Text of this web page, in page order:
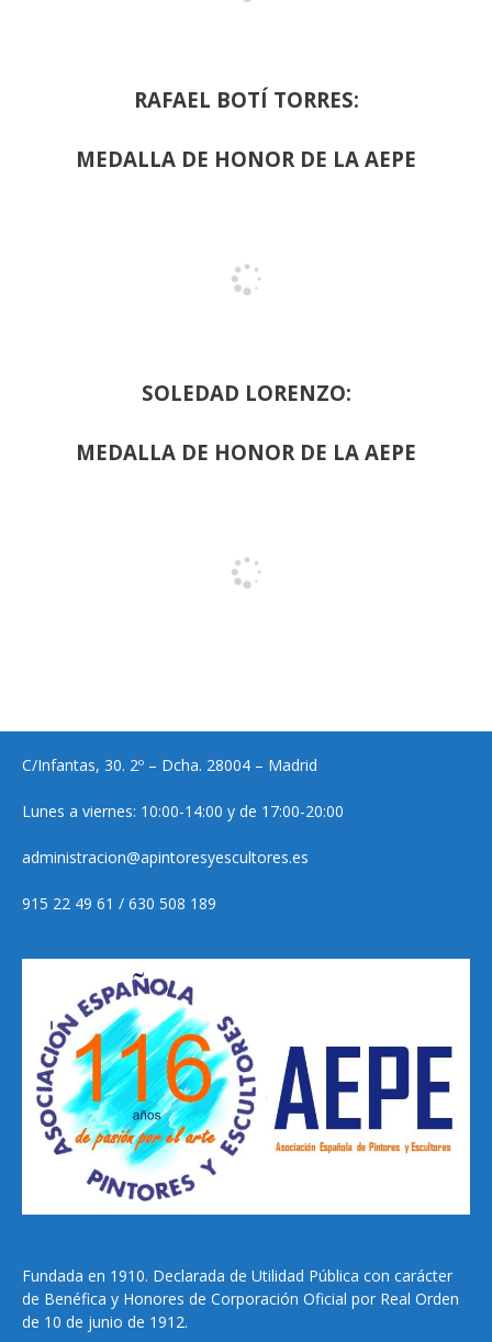
RAFAEL BOTÍ TORRES:
MEDALLA DE HONOR DE LA AEPE
SOLEDAD LORENZO:
MEDALLA DE HONOR DE LA AEPE
C/Infantas, 30. 2º – Dcha. 28004 – Madrid
Lunes a viernes: 10:00-14:00 y de 17:00-20:00
administracion@apintoresyescultores.es
915 22 49 61 / 630 508 189
Fundada en 1910. Declarada de Utilidad Pública con carácter
de Benéfica y Honores de Corporación Oficial por Real Orden
de 10 de junio de 1912.